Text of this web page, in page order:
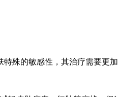
殊的敏感性，其治疗需要更